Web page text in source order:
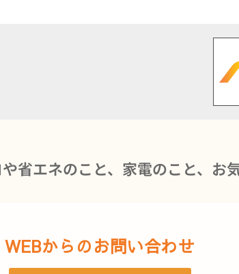
省エネのこと、家電のこと、お
WEBからのお問い合わせ